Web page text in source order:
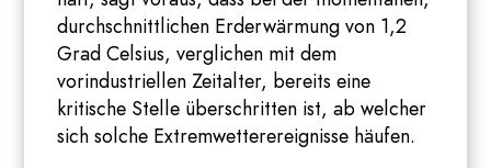
durchschnittlichen Erderwärmung von 1,2
Grad Celsius, verglichen mit dem
vorindustriellen Zeitalter, bereits eine
kritische Stelle überschritten ist, ab welcher
sich solche Extremwetterereignisse häufen.